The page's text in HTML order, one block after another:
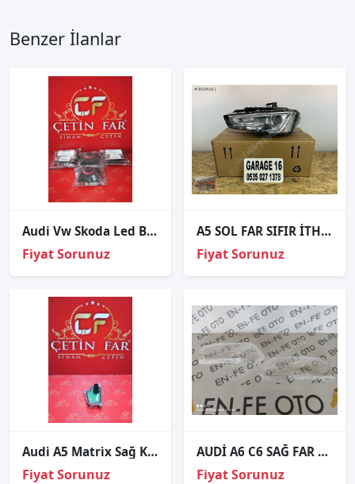
Benzer İlanlar
Audi Vw Skoda Led Beyni Sıfır
Fiyat Sorunuz
A5 SOL FAR SIFIR İTHAL DOLU
Fiyat Sorunuz
Audi̇ A5 Matri̇x Sağ Köşe Led Beyni̇ 2016-2019
Fiyat Sorunuz
AUDİ A6 C6 SAĞ FAR CAMI SIFIR 2006 2007 2008 2009 2010 2011
Fiyat Sorunuz